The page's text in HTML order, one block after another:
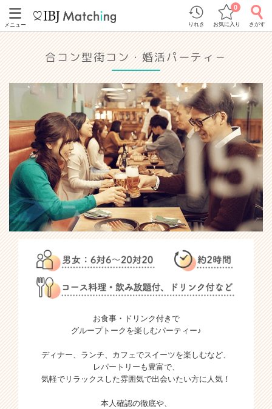
メニュー りれき お気に入り
0
さがす
合コン型街コン・婚活パーティ－
お食事・ドリンク付きで
グループトークを楽しむパーティー♪
ディナー、ランチ、カフェでスイーツを楽しむなど、
レパートリーも豊富で、
気軽でリラックスした雰囲気で出会いたい方に人気！
本人確認の徹底や、